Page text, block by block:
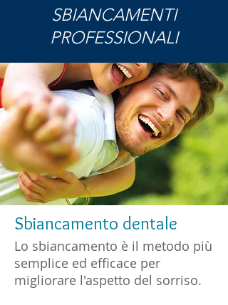
SBIANCAMENTI
PROFESSIONALI
Sbiancamento dentale
Lo sbiancamento è il metodo più
semplice ed efficace per
migliorare l'aspetto del sorriso.